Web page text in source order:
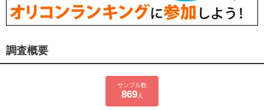
調査概要
サンプル数
869人